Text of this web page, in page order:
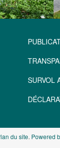
SURVOL
du site. Powered